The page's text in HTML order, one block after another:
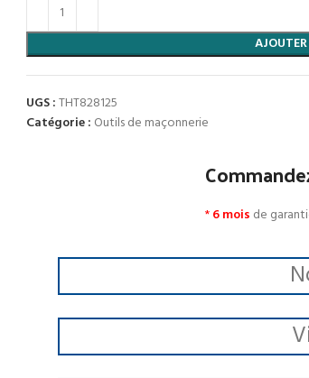
UGS :THT828125
Catégorie : Outils de maçonnerie
*6 mois de